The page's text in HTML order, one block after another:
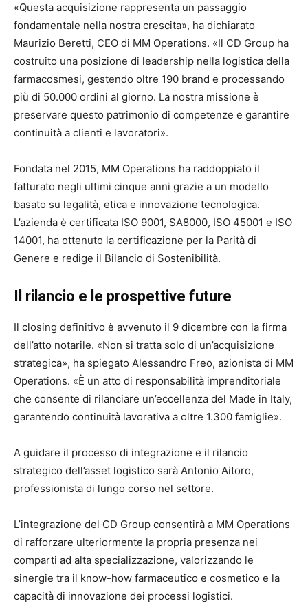
«Questa acquisizione rappresenta un passaggio
fondamentale nella nostra crescita», ha dichiarato
Maurizio Beretti, CEO di MM Operations. «Il CD Group ha
costruito una posizione di leadership nella logistica della
farmacosmesi, gestendo oltre 190 brand e processando
più di 50.000 ordini al giorno. La nostra missione è
preservare questo patrimonio di competenze e garantire
continuità a clienti e lavoratori».
Fondata nel 2015, MM Operations ha raddoppiato il
fatturato negli ultimi cinque anni grazie a un modello
basato su legalità, etica e innovazione tecnologica.
L’azienda è certificata ISO 9001, SA8000, ISO 45001 e ISO
14001, ha ottenuto la certificazione per la Parità di
Genere e redige il Bilancio di Sostenibilità.
Il rilancio e le prospettive future
Il closing definitivo è avvenuto il 9 dicembre con la firma
dell’atto notarile. «Non si tratta solo di un’acquisizione
strategica», ha spiegato Alessandro Freo, azionista di MM
Operations. «È un atto di responsabilità imprenditoriale
che consente di rilanciare un’eccellenza del Made in Italy,
garantendo continuità lavorativa a oltre 1.300 famiglie».
A guidare il processo di integrazione e il rilancio
strategico dell’asset logistico sarà Antonio Aitoro,
professionista di lungo corso nel settore.
L’integrazione del CD Group consentirà a MM Operations
di rafforzare ulteriormente la propria presenza nei
comparti ad alta specializzazione, valorizzando le
sinergie tra il know-how farmaceutico e cosmetico e la
capacità di innovazione dei processi logistici.